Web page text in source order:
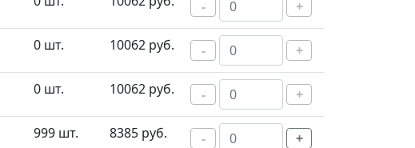
- +
0 шт. 10062 руб. - +
0 шт. 10062 руб. - +
999 шт. 8385 руб. - +